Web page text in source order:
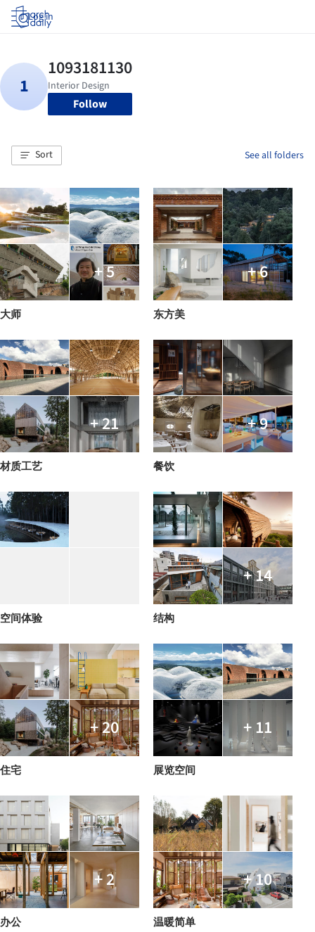
Log in
Follow
Sort See all folders
+ 5
大师
+ 6
东方美
+ 21
材质工艺
+ 9
餐饮
空间体验
+ 14
结构
+ 20
住宅
+ 11
展览空间
+ 2
办公
+ 10
温暖简单